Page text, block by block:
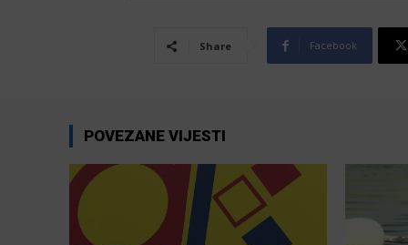
Share Facebook
POVEZANE VIJESTI